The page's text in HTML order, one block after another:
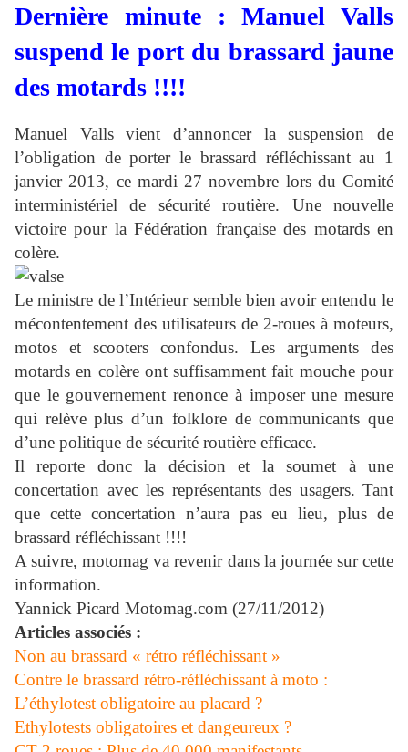
Dernière minute : Manuel Valls
suspend le port du brassard jaune
des motards !!!!
Manuel Valls vient d’annoncer la suspension de
l’obligation de porter le brassard réfléchissant au 1
janvier 2013, ce mardi 27 novembre lors du Comité
interministériel de sécurité routière. Une nouvelle
victoire pour la Fédération française des motards en
colère.
Le ministre de l’Intérieur semble bien avoir entendu le
mécontentement des utilisateurs de 2-roues à moteurs,
motos et scooters confondus. Les arguments des
motards en colère ont suffisamment fait mouche pour
que le gouvernement renonce à imposer une mesure
qui relève plus d’un folklore de communicants que
d’une politique de sécurité routière efficace.
Il reporte donc la décision et la soumet à une
concertation avec les représentants des usagers. Tant
que cette concertation n’aura pas eu lieu, plus de
brassard réfléchissant !!!!
A suivre, motomag va revenir dans la journée sur cette
information.
Yannick Picard Motomag.com (27/11/2012)
Articles associés :
Non au brassard « rétro réfléchissant »
Contre le brassard rétro-réfléchissant à moto :
L’éthylotest obligatoire au placard ?
Ethylotests obligatoires et dangeureux ?